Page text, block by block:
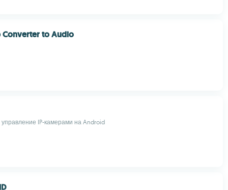
Converter to Audio
IP-камерами на Android